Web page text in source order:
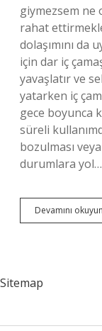
giymezsem ne
rahat
dolaşımını da
için dar iç
yavaşlatır ve
yatarken iç
gece boyunca
süreli
bozulması
durumlara yol…
Devamını okuyun
Sitemap